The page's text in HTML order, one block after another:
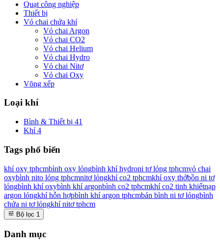
Quạt công nghiệp
Thiết bị
Vỏ chai chứa khí
Vỏ chai Argon
Vỏ chai CO2
Vỏ chai Helium
Vỏ chai Hydro
Vỏ chai Nitơ
Vỏ chai Oxy
Võng xếp
Loại khí
Bình & Thiết bị 41
Khí 4
Tags phổ biến
khí oxy tphcmbình oxy lỏngbình khí hydroni tơ lỏng tphcmvỏ chai
oxybình nito lỏng tphcmnitơ lỏngkhí co2 tphcmkhí oxy thởbồn ni tơ
lỏngbình khí oxybình khí argonbình co2 tphcmkhí co2 tinh khiếtnạp
argon lỏngkhí hỗn hợpbình khí argon tphcmbán bình ni tơ lỏngbình
chứa ni tơ lỏngkhí nitơ tphcm
Bộ lọc 1
Danh mục